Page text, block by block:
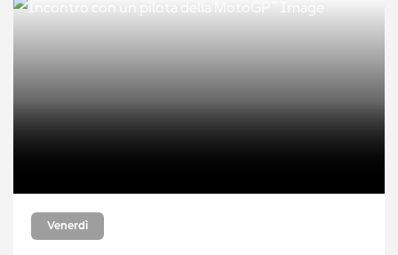
Venerdì